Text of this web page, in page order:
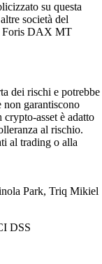
su questa
società del
Foris DAX MT
dei rischi e potrebbe
non garantiscono
asset è adatto
al rischio.
al trading o alla
Park, Triq Mikiel